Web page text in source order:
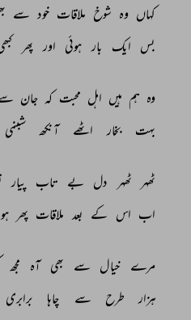
کہاں وہ شوخ ملاقات خود سے
بس ایک بار ہوئی اور پھر
وہ ہم ہیں اہل محبت کہ جان
بہت
بخار اٹھے آنکھ شبنمی
ٹھہر ٹھہر دل بے تاب پیار
اب اس کے بعد ملاقات پھر
مرے خیال سے بھی آہ مجھ
ہزار
طرح سے چاہا برابری